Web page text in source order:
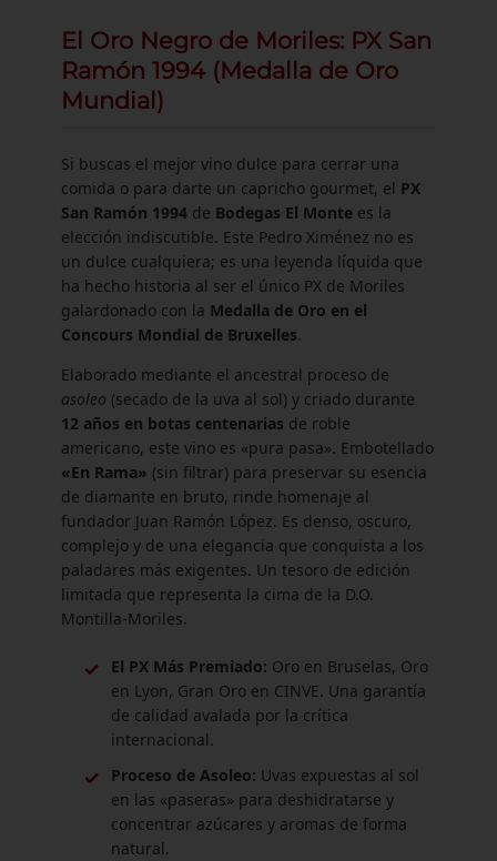
El Oro Negro de Moriles: PX San
Ramón 1994 (Medalla de Oro
Mundial)
Si buscas el mejor vino dulce para cerrar una
comida o para darte un capricho gourmet, el PX
San Ramón 1994 de Bodegas El Monte es la
elección indiscutible. Este Pedro Ximénez no es
un dulce cualquiera; es una leyenda líquida que
ha hecho historia al ser el único PX de Moriles
galardonado con la Medalla de Oro en el
Concours Mondial de Bruxelles.
Elaborado mediante el ancestral proceso de
asoleo (secado de la uva al sol) y criado durante
12 años en botas centenarias de roble
americano, este vino es «pura pasa». Embotellado
«En Rama» (sin filtrar) para preservar su esencia
de diamante en bruto, rinde homenaje al
fundador Juan Ramón López. Es denso, oscuro,
complejo y de una elegancia que conquista a los
paladares más exigentes. Un tesoro de edición
limitada que representa la cima de la D.O.
Montilla-Moriles.
✓ El PX Más Premiado: Oro en Bruselas, Oro
en Lyon, Gran Oro en CINVE. Una garantía
de calidad avalada por la crítica
internacional.
✓ Proceso de Asoleo: Uvas expuestas al sol
en las «paseras» para deshidratarse y
concentrar azúcares y aromas de forma
natural.